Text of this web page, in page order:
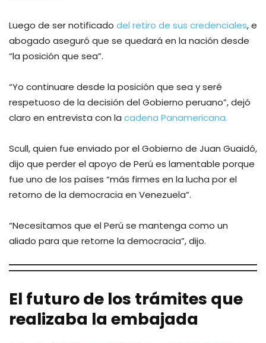
Luego de ser notificado del retiro de sus credenciales, e
abogado aseguró que se quedará en la nación desde
“la posición que sea”.
“Yo continuare desde la posición que sea y seré
respetuoso de la decisión del Gobierno peruano”, dejó
claro en entrevista con la cadena Panamericana.
Scull, quien fue enviado por el Gobierno de Juan Guaidó,
dijo que perder el apoyo de Perú es lamentable porque
fue uno de los países “más firmes en la lucha por el
retorno de la democracia en Venezuela”.
“Necesitamos que el Perú se mantenga como un
aliado para que retorne la democracia”, dijo.
El futuro de los trámites que
realizaba la embajada